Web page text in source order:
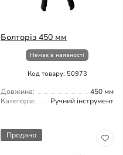
Болторіз 450 мм
Немає в наявності
Код товару: 50973
Довжина:
450 мм
Категорія:
Ручний інструмент
Продано